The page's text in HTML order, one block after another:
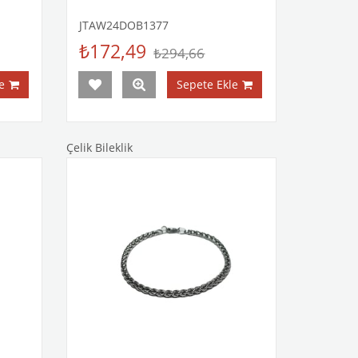
JTAW24DOB1377
₺172,49 ₺294,66
Sepete Ekle
Çelik Bileklik